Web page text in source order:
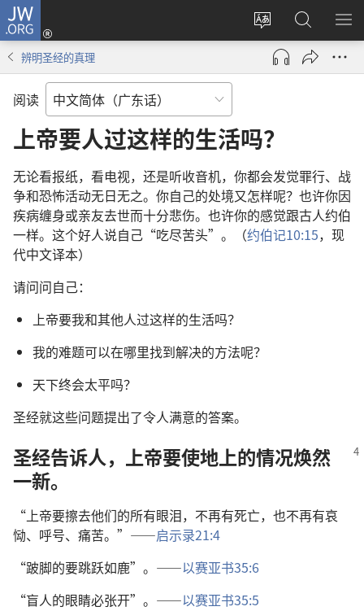
JW.ORG
更
改
网
言
登
录
（打
口）
搜
索
JW.ORG
显
辨明圣经的真理
阅读
上帝要人过这样的生活吗？
无论看报纸，看电视，还是听收音机，你都会发觉罪行、战
争和恐怖活动无日无之。你自己的处境又怎样呢？也许你因
疾病缠身或亲友去世而十分悲伤。也许你的感觉跟古人约伯
一样。这个好人说自己“吃尽苦头”。（约伯记10:15，现
代中文译本）
请问问自己：
上帝要我和其他人过这样的生活吗？
我的难题可以在哪里找到解决的方法呢？
天下终会太平吗？
圣经就这些问题提出了令人满意的答案。
圣经告诉人，上帝要使地上的情况焕然
一新。
“上帝要擦去他们的所有眼泪，不再有死亡，也不再有哀
恸、呼号、痛苦。”——启示录21:4
“跛脚的要跳跃如鹿”。——以赛亚书35:6
“盲人的眼睛必张开”。——以赛亚书35:5